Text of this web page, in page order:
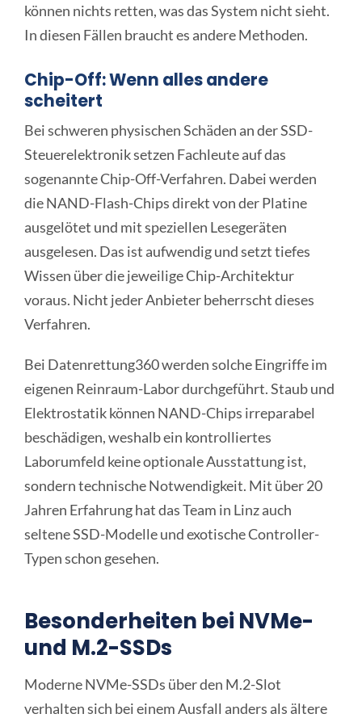
können nichts retten, was das System nicht sieht.
In diesen Fällen braucht es andere Methoden.
Chip-Off: Wenn alles andere
scheitert
Bei schweren physischen Schäden an der SSD-
Steuerelektronik setzen Fachleute auf das
sogenannte Chip-Off-Verfahren. Dabei werden
die NAND-Flash-Chips direkt von der Platine
ausgelötet und mit speziellen Lesegeräten
ausgelesen. Das ist aufwendig und setzt tiefes
Wissen über die jeweilige Chip-Architektur
voraus. Nicht jeder Anbieter beherrscht dieses
Verfahren.
Bei Datenrettung360 werden solche Eingriffe im
eigenen Reinraum-Labor durchgeführt. Staub und
Elektrostatik können NAND-Chips irreparabel
beschädigen, weshalb ein kontrolliertes
Laborumfeld keine optionale Ausstattung ist,
sondern technische Notwendigkeit. Mit über 20
Jahren Erfahrung hat das Team in Linz auch
seltene SSD-Modelle und exotische Controller-
Typen schon gesehen.
Besonderheiten bei NVMe-
und M.2-SSDs
Moderne NVMe-SSDs über den M.2-Slot
verhalten sich bei einem Ausfall anders als ältere